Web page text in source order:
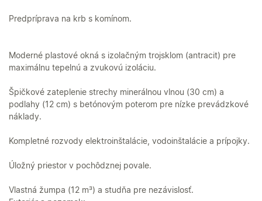
Predpríprava na krb s komínom.
Moderné plastové okná s izolačným trojsklom (antracit) pre
maximálnu tepelnú a zvukovú izoláciu.
Špičkové zateplenie strechy minerálnou vlnou (30 cm) a
podlahy (12 cm) s betónovým poterom pre nízke prevádzkové
náklady.
Kompletné rozvody elektroinštalácie, vodoinštalácie a prípojky.
Úložný priestor v pochôdznej povale.
Vlastná žumpa (12 m³) a studňa pre nezávislosť.